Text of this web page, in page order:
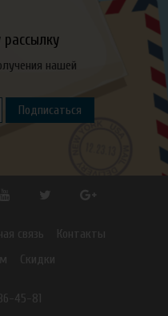
нашей
Подписаться
связь
Контакты
Скидки
45-81